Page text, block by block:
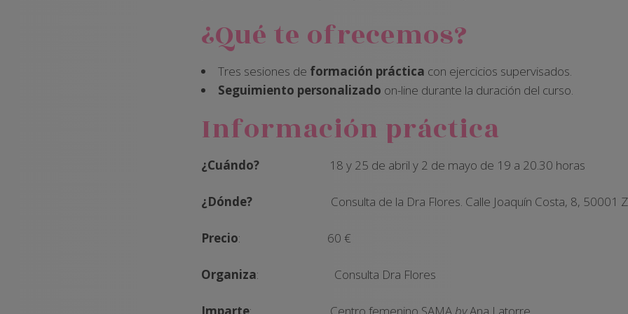
¿Qué te ofrecemos?
Tres sesiones de formación práctica con ejercicios supervisados.
Seguimiento personalizado on-line durante la duración del curso.
Información práctica
¿Cuándo? 18 y 25 de abril y 2 de mayo de 19 a 20.30 horas
¿Dónde? Consulta de la Dra Flores. Calle Joaquín Costa, 8, 50001
Precio: 60 €
Organiza: Consulta Dra Flores
Imparte: Centro femenino SAMA byAna Latorre